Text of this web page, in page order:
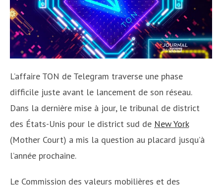
L’affaire TON de Telegram traverse une phase
difficile juste avant le lancement de son réseau.
Dans la dernière mise à jour, le tribunal de district
des États-Unis pour le district sud de New York
(Mother Court) a mis la question au placard jusqu’à
l’année prochaine.
Le Commission des valeurs mobilières et des